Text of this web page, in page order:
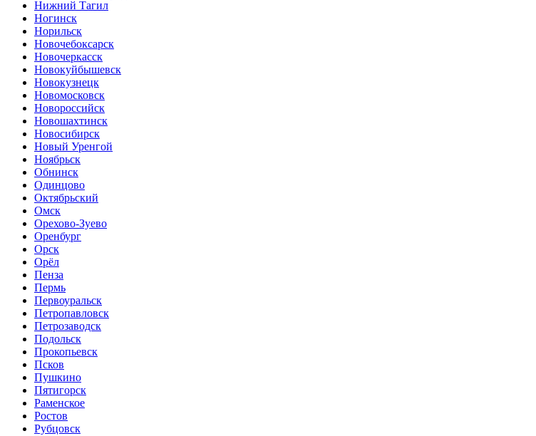
Нижний Тагил
Ногинск
Норильск
Новочебоксарск
Новочеркасск
Новокуйбышевск
Новокузнецк
Новомосковск
Новороссийск
Новошахтинск
Новосибирск
Новый Уренгой
Ноябрьск
Обнинск
Одинцово
Октябрьский
Омск
Орехово-Зуево
Оренбург
Орск
Орёл
Пенза
Пермь
Первоуральск
Петропавловск
Петрозаводск
Подольск
Прокопьевск
Псков
Пушкино
Пятигорск
Раменское
Ростов
Рубцовск